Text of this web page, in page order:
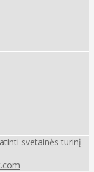
svetainės turinį